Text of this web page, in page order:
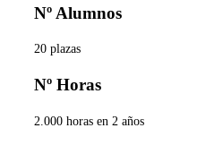
Nº Alumnos
20 plazas
Nº Horas
2.000 horas en 2 años